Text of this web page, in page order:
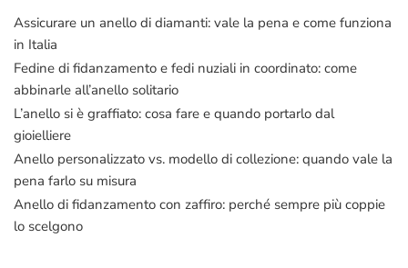
Assicurare un anello di diamanti: vale la pena e come funziona
in Italia
Fedine di fidanzamento e fedi nuziali in coordinato: come
abbinarle all’anello solitario
L’anello si è graffiato: cosa fare e quando portarlo dal
gioielliere
Anello personalizzato vs. modello di collezione: quando vale la
pena farlo su misura
Anello di fidanzamento con zaffiro: perché sempre più coppie
lo scelgono